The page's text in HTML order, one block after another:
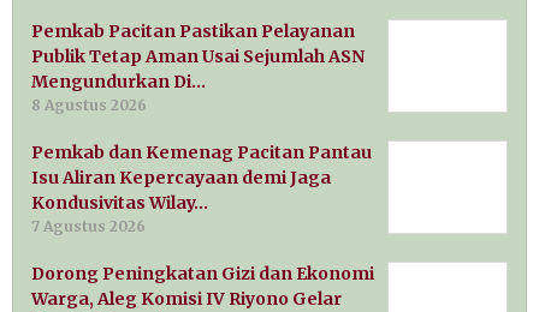
Pemkab Pacitan Pastikan Pelayanan
Publik Tetap Aman Usai Sejumlah ASN
Mengundurkan Di…
8 Agustus 2026
Pemkab dan Kemenag Pacitan Pantau
Isu Aliran Kepercayaan demi Jaga
Kondusivitas Wilay…
7 Agustus 2026
Dorong Peningkatan Gizi dan Ekonomi
Warga, Aleg Komisi IV Riyono Gelar